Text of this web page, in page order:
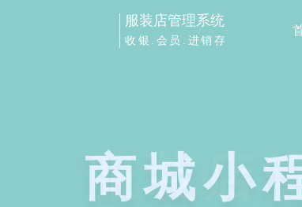
服装店管理系统
收银.会员.进销存
服装店